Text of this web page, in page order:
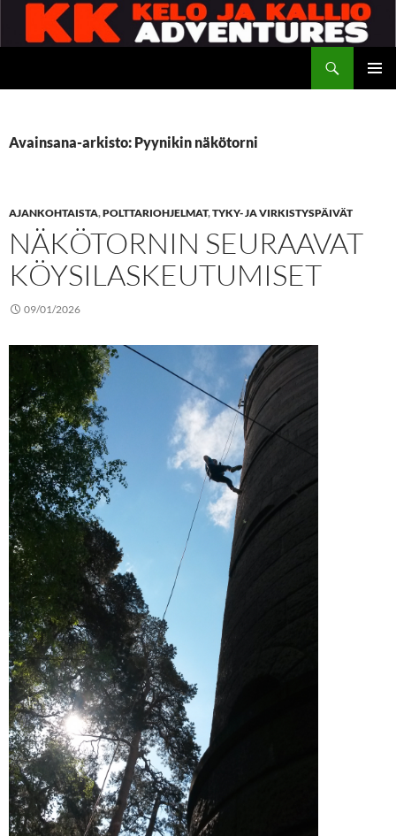
Siirry
sisältöön
Avainsana-arkisto: Pyynikin näkötorni
AJANKOHTAISTA,POLTTARIOHJELMAT,TYKY- JA VIRKISTYSPÄIVÄT
NÄKÖTORNIN SEURAAVAT
KÖYSILASKEUTUMISET
09/01/2026